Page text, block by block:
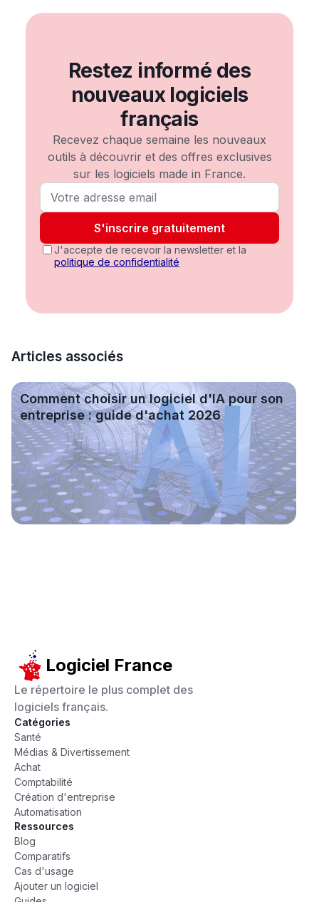
Restez informé des
nouveaux logiciels
français
Recevez chaque semaine les nouveaux
outils à découvrir et des offres exclusives
sur les logiciels made in France.
S'inscrire gratuitement
J'accepte de recevoir la newsletter et la
politique de confidentialité
Articles associés
Comment choisir un logiciel d'IA pour son
entreprise : guide d'achat 2026
Comment choisir un logiciel d'IA pour son entreprise :
Logiciel France
Le répertoire le plus complet des
logiciels français.
Catégories
Santé
Médias & Divertissement
Achat
Comptabilité
Création d'entreprise
Automatisation
Ressources
Blog
Comparatifs
Cas d'usage
Ajouter un logiciel